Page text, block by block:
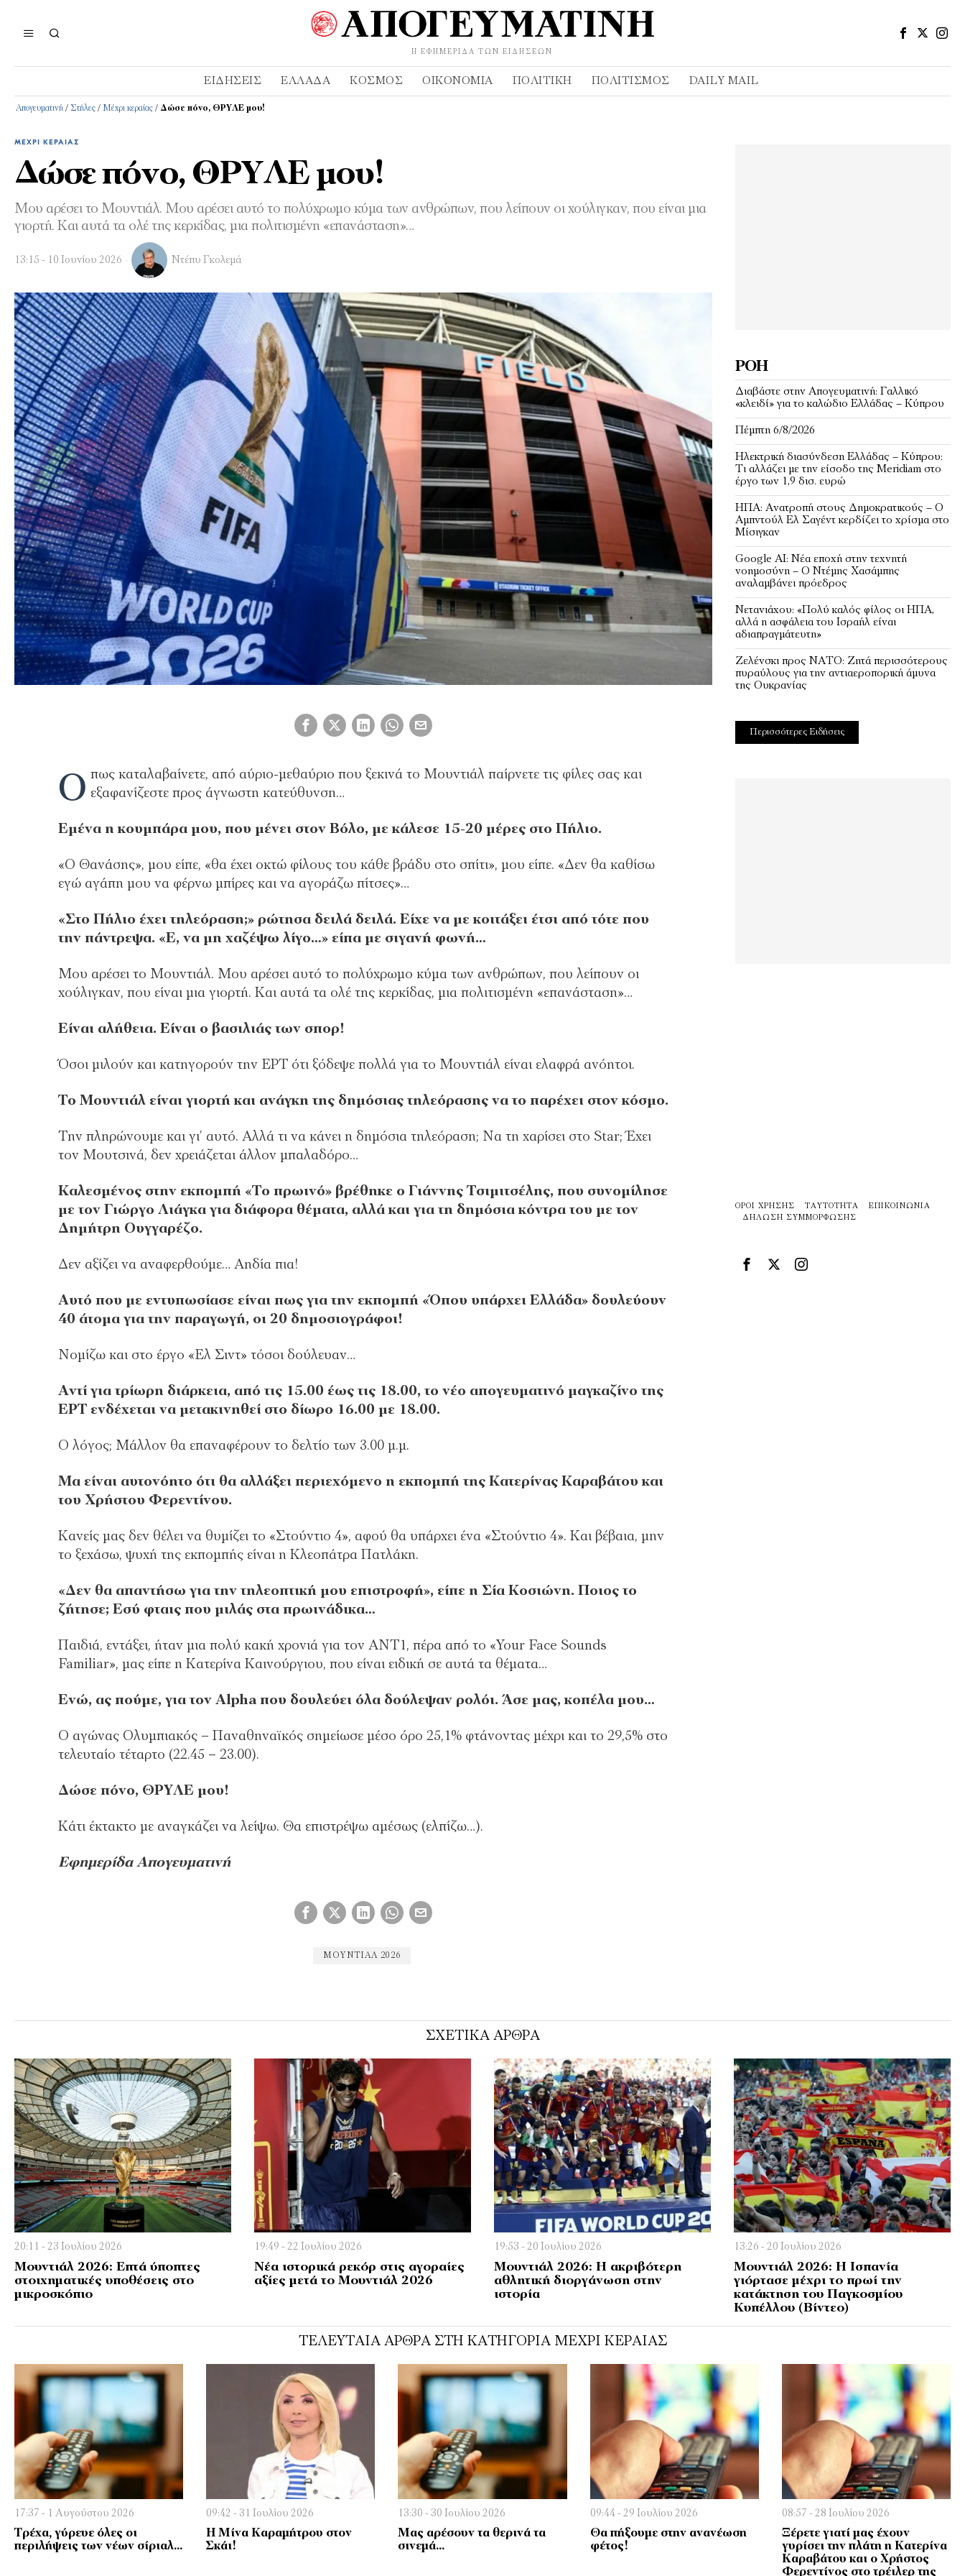
Η ΕΦΗΜΕΡΊΔΑ ΤΩΝ ΕΙΔΉΣΕΩΝ
ΕΙΔΉΣΕΙΣ ΕΛΛΆΔΑ ΚΌΣΜΟΣ ΟΙΚΟΝΟΜΊΑ ΠΟΛΙΤΙΚΉ ΠΟΛΙΤΙΣΜΌΣ DAILY MAIL
Απογευματινή / Στήλες / Μέχρι κεραίας / Δώσε πόνο, ΘΡΥΛΕ μου!
ΜΈΧΡΙ ΚΕΡΑΊΑΣ
Δώσε πόνο, ΘΡΥΛΕ μου!
Μου αρέσει το Μουντιάλ. Μου αρέσει αυτό το πολύχρωμο κύμα των ανθρώπων, που λείπουν οι χούλιγκαν, που είναι μια
γιορτή. Και αυτά τα ολέ της κερκίδας, μια πολιτισμένη «επανάσταση»…
13:15 - 10 Ιουνίου 2026 Ντέπυ Γκολεμά
Ό πως καταλαβαίνετε, από αύριο-μεθαύριο που ξεκινά το Μουντιάλ παίρνετε τις φίλες σας και
εξαφανίζεστε προς άγνωστη κατεύθυνση…
Εμένα η κουμπάρα μου, που μένει στον Βόλο, με κάλεσε 15-20 μέρες στο Πήλιο.
«Ο Θανάσης», μου είπε, «θα έχει οκτώ φίλους του κάθε βράδυ στο σπίτι», μου είπε. «Δεν θα καθίσω
εγώ αγάπη μου να φέρνω μπίρες και να αγοράζω πίτσες»…
«Στο Πήλιο έχει τηλεόραση;» ρώτησα δειλά δειλά. Είχε να με κοιτάξει έτσι από τότε που
την πάντρεψα. «Ε, να μη χαζέψω λίγο…» είπα με σιγανή φωνή…
Μου αρέσει το Μουντιάλ. Μου αρέσει αυτό το πολύχρωμο κύμα των ανθρώπων, που λείπουν οι
χούλιγκαν, που είναι μια γιορτή. Και αυτά τα ολέ της κερκίδας, μια πολιτισμένη «επανάσταση»…
Είναι αλήθεια. Είναι ο βασιλιάς των σπορ!
Όσοι μιλούν και κατηγορούν την ΕΡΤ ότι ξόδεψε πολλά για το Μουντιάλ είναι ελαφρά ανόητοι.
Το Μουντιάλ είναι γιορτή και ανάγκη της δημόσιας τηλεόρασης να το παρέχει στον κόσμο.
Την πληρώνουμε και γι’ αυτό. Αλλά τι να κάνει η δημόσια τηλεόραση; Να τη χαρίσει στο Star; Έχει
τον Μουτσινά, δεν χρειάζεται άλλον μπαλαδόρο…
Καλεσμένος στην εκπομπή «Το πρωινό» βρέθηκε ο Γιάννης Τσιμιτσέλης, που συνομίλησε
με τον Γιώργο Λιάγκα για διάφορα θέματα, αλλά και για τη δημόσια κόντρα του με τον
Δημήτρη Ουγγαρέζο.
Δεν αξίζει να αναφερθούμε… Αηδία πια!
Αυτό που με εντυπωσίασε είναι πως για την εκπομπή «Όπου υπάρχει Ελλάδα» δουλεύουν
40 άτομα για την παραγωγή, οι 20 δημοσιογράφοι!
Νομίζω και στο έργο «Ελ Σιντ» τόσοι δούλευαν…
Αντί για τρίωρη διάρκεια, από τις 15.00 έως τις 18.00, το νέο απογευματινό μαγκαζίνο της
ΕΡΤ ενδέχεται να μετακινηθεί στο δίωρο 16.00 με 18.00.
Ο λόγος; Μάλλον θα επαναφέρουν το δελτίο των 3.00 μ.μ.
Μα είναι αυτονόητο ότι θα αλλάξει περιεχόμενο η εκπομπή της Κατερίνας Καραβάτου και
του Χρήστου Φερεντίνου.
Κανείς μας δεν θέλει να θυμίζει το «Στούντιο 4», αφού θα υπάρχει ένα «Στούντιο 4». Και βέβαια, μην
το ξεχάσω, ψυχή της εκπομπής είναι η Κλεοπάτρα Πατλάκη.
«Δεν θα απαντήσω για την τηλεοπτική μου επιστροφή», είπε η Σία Κοσιώνη. Ποιος το
ζήτησε; Εσύ φταις που μιλάς στα πρωινάδικα…
Παιδιά, εντάξει, ήταν μια πολύ κακή χρονιά για τον ΑΝΤ1, πέρα από το «Your Face Sounds
Familiar», μας είπε η Κατερίνα Καινούργιου, που είναι ειδική σε αυτά τα θέματα…
Ενώ, ας πούμε, για τον Αlpha που δουλεύει όλα δούλεψαν ρολόι. Άσε μας, κοπέλα μου…
Ο αγώνας Ολυμπιακός – Παναθηναϊκός σημείωσε μέσο όρο 25,1% φτάνοντας μέχρι και το 29,5% στο
τελευταίο τέταρτο (22.45 – 23.00).
Δώσε πόνο, ΘΡΥΛΕ μου!
Κάτι έκτακτο με αναγκάζει να λείψω. Θα επιστρέψω αμέσως (ελπίζω…).
Εφημερίδα Απογευματινή
ΜΟΥΝΤΙΆΛ 2026
ΡΟΉ
Διαβάστε στην Απογευματινή: Γαλλικό
«κλειδί» για το καλώδιο Ελλάδας – Κύπρου
Πέμπτη 6/8/2026
Ηλεκτρική διασύνδεση Ελλάδας – Κύπρου:
Τι αλλάζει με την είσοδο της Meridiam στο
έργο των 1,9 δισ. ευρώ
ΗΠΑ: Ανατροπή στους Δημοκρατικούς – Ο
Αμπντούλ Ελ Σαγέντ κερδίζει το χρίσμα στο
Μίσιγκαν
Google AI: Νέα εποχή στην τεχνητή
νοημοσύνη – Ο Ντέμης Χασάμπης
αναλαμβάνει πρόεδρος
Νετανιάχου: «Πολύ καλός φίλος οι ΗΠΑ,
αλλά η ασφάλεια του Ισραήλ είναι
αδιαπραγμάτευτη»
Ζελένσκι προς ΝΑΤΟ: Ζητά περισσότερους
πυραύλους για την αντιαεροπορική άμυνα
της Ουκρανίας
Περισσότερες Ειδήσεις
ΌΡΟΙ ΧΡΉΣΗΣ ΤΑΥΤΌΤΗΤΑ
ΕΠΙΚΟΙΝΩΝΊΑ
ΔΉΛΩΣΗ ΣΥΜΜΌΡΦΩΣΗΣ
ΣΧΕΤΙΚΑ ΑΡΘΡΑ
20:11 - 23 Ιουλίου 2026
Μουντιάλ 2026: Επτά ύποπτες
στοιχηματικές υποθέσεις στο
μικροσκόπιο
19:49 - 22 Ιουλίου 2026
Νέα ιστορικά ρεκόρ στις αγοραίες
αξίες μετά το Μουντιάλ 2026
19:53 - 20 Ιουλίου 2026
Μουντιάλ 2026: Η ακριβότερη
αθλητική διοργάνωση στην
ιστορία
13:26 - 20 Ιουλίου 2026
Μουντιάλ 2026: Η Ισπανία
γιόρτασε μέχρι το πρωί την
κατάκτηση του Παγκοσμίου
Κυπέλλου (Βίντεο)
ΤΕΛΕΥΤΑΊΑ ΆΡΘΡΑ ΣΤΗ ΚΑΤΗΓΟΡΊΑ ΜΈΧΡΙ ΚΕΡΑΊΑΣ
17:37 - 1 Αυγούστου 2026
Τρέχα, γύρευε όλες οι
περιλήψεις των νέων σίριαλ…
09:42 - 31 Ιουλίου 2026
Η Μίνα Καραμήτρου στον
Σκάι!
13:30 - 30 Ιουλίου 2026
Μας αρέσουν τα θερινά τα
σινεμά…
09:44 - 29 Ιουλίου 2026
Θα πήξουμε στην ανανέωση
φέτος!
08:57 - 28 Ιουλίου 2026
Ξέρετε γιατί μας έχουν
γυρίσει την πλάτη η Κατερίνα
Καραβάτου και ο Χρήστος
Φερεντίνος στο τρέιλερ της